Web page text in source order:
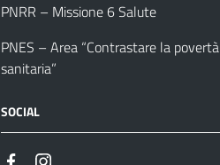
PNRR – Missione 6 Salute
PNES – Area “Contrastare la povertà
sanitaria”
SOCIAL